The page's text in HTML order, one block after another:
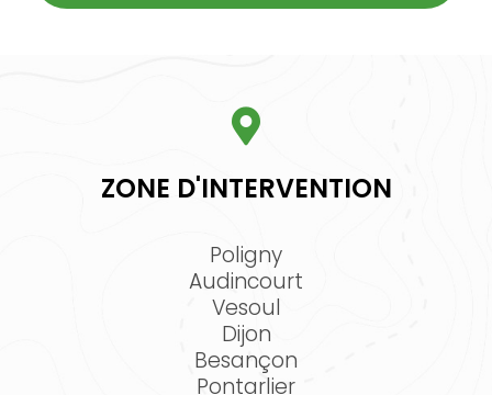
ZONE D'INTERVENTION
Poligny
Audincourt
Vesoul
Dijon
Besançon
Pontarlier